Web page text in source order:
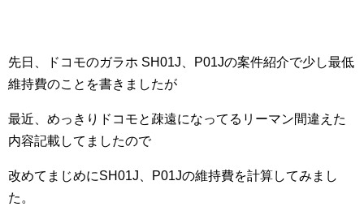
先日、ドコモのガラホ SH01J、P01Jの案件紹介で少し最低
維持費のことを書きましたが
最近、めっきりドコモと疎遠になってるリーマン間違えた
内容記載してましたので
改めてまじめにSH01J、P01Jの維持費を計算してみまし
た。